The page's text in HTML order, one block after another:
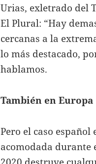
Urias, exletrado del
El Plural: “Hay
cercanas a la
lo más destacado,
hablamos.
También en Europa
Pero el caso español
acomodada durante